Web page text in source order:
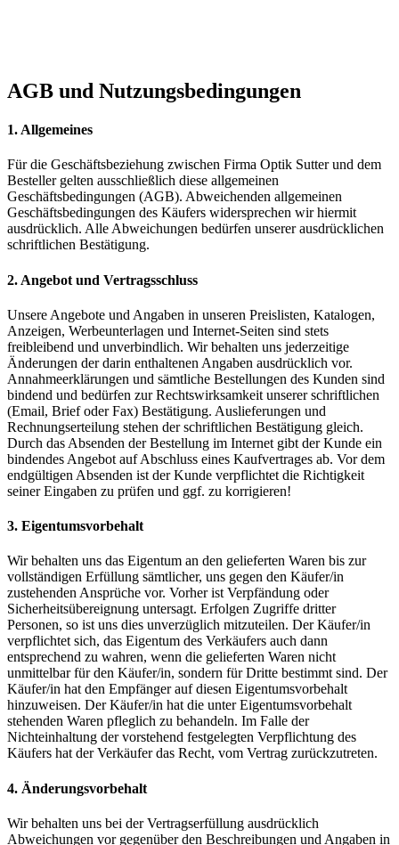
AGB und Nutzungsbedingungen
1. Allgemeines
Für die Geschäftsbeziehung zwischen Firma Optik Sutter und dem
Besteller gelten ausschließlich diese allgemeinen
Geschäftsbedingungen (AGB). Abweichenden allgemeinen
Geschäftsbedingungen des Käufers widersprechen wir hiermit
ausdrücklich. Alle Abweichungen bedürfen unserer ausdrücklichen
schriftlichen Bestätigung.
2. Angebot und Vertragsschluss
Unsere Angebote und Angaben in unseren Preislisten, Katalogen,
Anzeigen, Werbeunterlagen und Internet-Seiten sind stets
freibleibend und unverbindlich. Wir behalten uns jederzeitige
Änderungen der darin enthaltenen Angaben ausdrücklich vor.
Annahmeerklärungen und sämtliche Bestellungen des Kunden sind
bindend und bedürfen zur Rechtswirksamkeit unserer schriftlichen
(Email, Brief oder Fax) Bestätigung. Auslieferungen und
Rechnungserteilung stehen der schriftlichen Bestätigung gleich.
Durch das Absenden der Bestellung im Internet gibt der Kunde ein
bindendes Angebot auf Abschluss eines Kaufvertrages ab. Vor dem
endgültigen Absenden ist der Kunde verpflichtet die Richtigkeit
seiner Eingaben zu prüfen und ggf. zu korrigieren!
3. Eigentumsvorbehalt
Wir behalten uns das Eigentum an den gelieferten Waren bis zur
vollständigen Erfüllung sämtlicher, uns gegen den Käufer/in
zustehenden Ansprüche vor. Vorher ist Verpfändung oder
Sicherheitsübereignung untersagt. Erfolgen Zugriffe dritter
Personen, so ist uns dies unverzüglich mitzuteilen. Der Käufer/in
verpflichtet sich, das Eigentum des Verkäufers auch dann
entsprechend zu wahren, wenn die gelieferten Waren nicht
unmittelbar für den Käufer/in, sondern für Dritte bestimmt sind. Der
Käufer/in hat den Empfänger auf diesen Eigentumsvorbehalt
hinzuweisen. Der Käufer/in hat die unter Eigentumsvorbehalt
stehenden Waren pfleglich zu behandeln. Im Falle der
Nichteinhaltung der vorstehend festgelegten Verpflichtung des
Käufers hat der Verkäufer das Recht, vom Vertrag zurückzutreten.
4. Änderungsvorbehalt
Wir behalten uns bei der Vertragserfüllung ausdrücklich
Abweichungen vor gegenüber den Beschreibungen und Angaben in